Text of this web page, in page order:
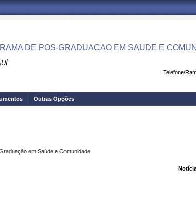
DE POS-GRADUACAO EM SAUDE E
Telefone/
Outras Opções
em Saúde e Comunidade.